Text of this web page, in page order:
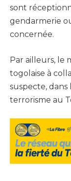
sont
gendarmerie
concernée.
Par ailleurs, le
togolaise à
suspecte,
terrorisme au